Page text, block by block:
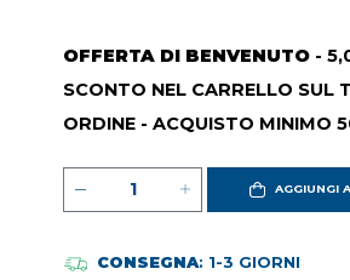
OFFERTA DI BENVENUTO -
SCONTO NEL CARRELLO SUL
ORDINE - ACQUISTO MINIMO
AGGIUNGI
CONSEGNA: 1-3 GIORNI